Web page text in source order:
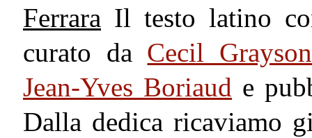
Ferrara Il testo latino
curato da Cecil Grayson
Jean-Yves Boriaud e
Dalla dedica ricaviamo